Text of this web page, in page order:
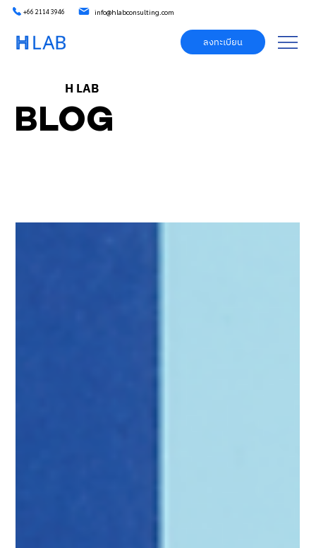
+66 2114 3946 info@hlabconsulting.com
ลงทะเบียน
H LAB
BLOG